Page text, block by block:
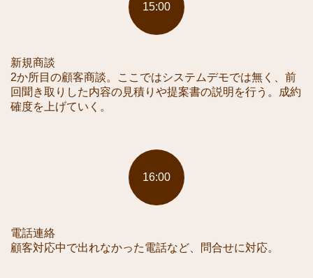
15:00
新規商談
2か所目の顧客商談。ここではシステムデモでは無く、前
回聞き取りした内容の見積りや提案書の説明を行う。成約
確度を上げていく。
16:00
電話連絡
顧客対応中で出れなかった電話など、問合せに対応。